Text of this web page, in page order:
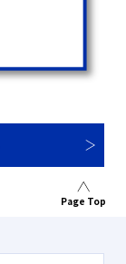
Page Top